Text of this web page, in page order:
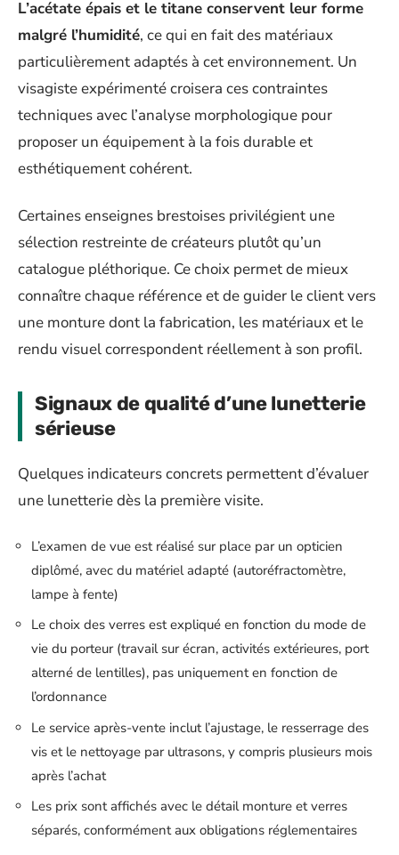
L’acétate épais et le titane conservent leur forme
malgré l’humidité, ce qui en fait des matériaux
particulièrement adaptés à cet environnement. Un
visagiste expérimenté croisera ces contraintes
techniques avec l’analyse morphologique pour
proposer un équipement à la fois durable et
esthétiquement cohérent.
Certaines enseignes brestoises privilégient une
sélection restreinte de créateurs plutôt qu’un
catalogue pléthorique. Ce choix permet de mieux
connaître chaque référence et de guider le client vers
une monture dont la fabrication, les matériaux et le
rendu visuel correspondent réellement à son profil.
Signaux de qualité d’une lunetterie
sérieuse
Quelques indicateurs concrets permettent d’évaluer
une lunetterie dès la première visite.
L’examen de vue est réalisé sur place par un opticien
diplômé, avec du matériel adapté (autoréfractomètre,
lampe à fente)
Le choix des verres est expliqué en fonction du mode de
vie du porteur (travail sur écran, activités extérieures, port
alterné de lentilles), pas uniquement en fonction de
l’ordonnance
Le service après-vente inclut l’ajustage, le resserrage des
vis et le nettoyage par ultrasons, y compris plusieurs mois
après l’achat
Les prix sont affichés avec le détail monture et verres
séparés, conformément aux obligations réglementaires